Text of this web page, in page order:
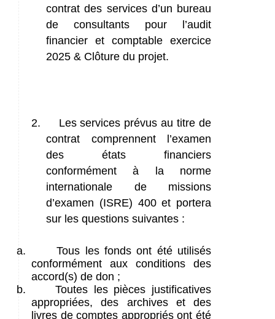
contrat des services d’un bureau
de consultants pour l’audit
financier et comptable exercice
2025 & Clôture du projet.
2.
Les services prévus au titre de
contrat comprennent l’examen
des états financiers
conformément à la norme
internationale de missions
d’examen (ISRE) 400 et portera
sur les questions suivantes :
a.
Tous les fonds ont été utilisés
conformément aux conditions des
accord(s) de don ;
b.
Toutes les pièces justificatives
appropriées, des archives et des
livres de comptes appropriés ont été